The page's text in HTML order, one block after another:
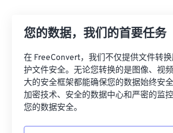
您的数据，我们的首要任务
在 FreeConvert，我们不仅提供文件转
护文件安全。无论您转换的是图像、视
大的安全框架都能确保您的数据始终安
加密技术、安全的数据中心和严密的监
您的数据安全。